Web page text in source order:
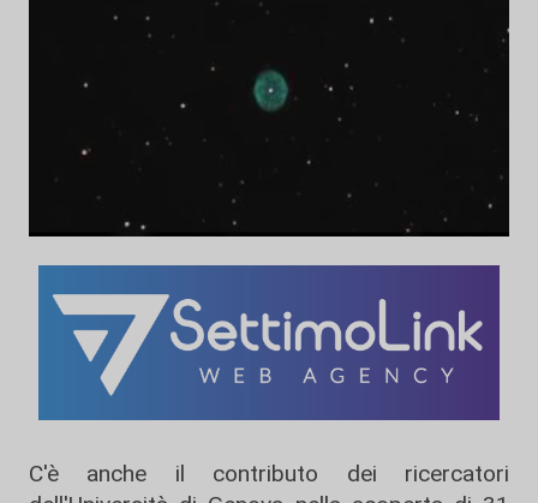
C'è anche il contributo dei ricercatori